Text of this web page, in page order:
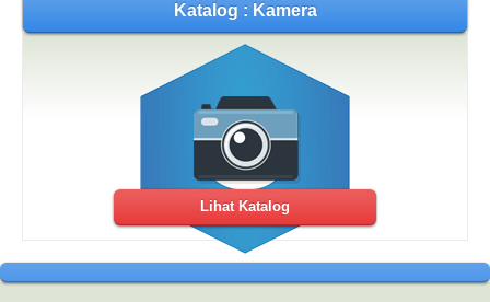
Katalog : Kamera
Lihat Katalog